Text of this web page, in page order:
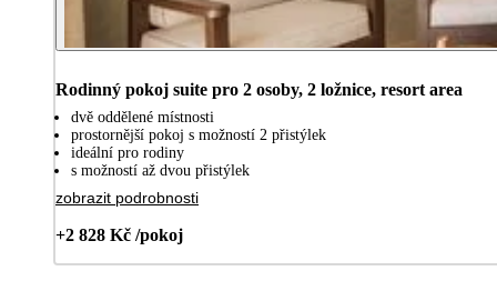
Rodinný pokoj suite pro 2 osoby, 2 ložnice, resort area
dvě oddělené místnosti
prostornější pokoj s možností 2 přistýlek
ideální pro rodiny
s možností až dvou přistýlek
zobrazit podrobnosti
+2 828 Kč /pokoj